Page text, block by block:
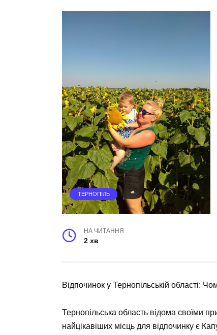
ТЕРНОПІЛЬ
НА ЧИТАННЯ
2 хв
Відпочинок у Тернопільській області:
Тернопільська область відома своїми
найцікавіших місць для відпочинку є